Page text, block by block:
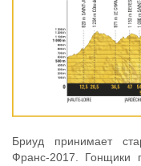
Бриуд принимает
Франс-2017. Гонщики